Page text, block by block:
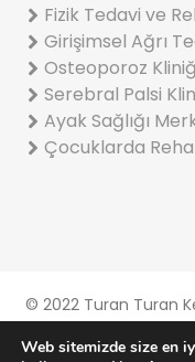
Fizik Tedavi ve
Girişimsel Ağrı
Osteoporoz
Serebral Palsi
Ayak Sağlığı
Çocuklarda
© 2022 Turan Turan
Web sitemizde size en